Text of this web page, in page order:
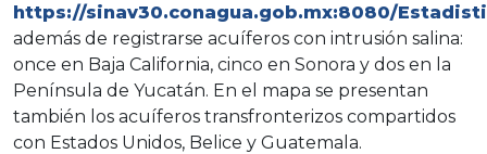
https://sinav30.conagua.gob.mx:8080/
además de registrarse acuíferos con intrusión salina:
once en Baja California, cinco en Sonora y dos en la
Península de Yucatán. En el mapa se presentan
también los acuíferos transfronterizos compartidos
con Estados Unidos, Belice y Guatemala.